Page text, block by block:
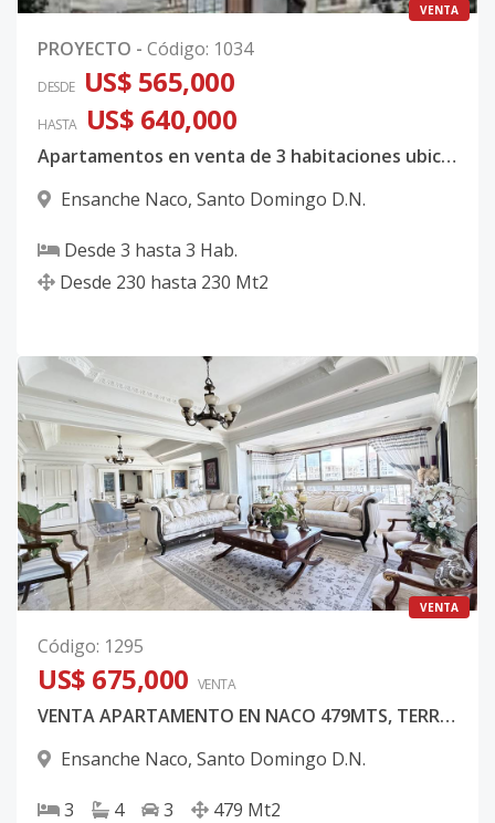
VENTA
PROYECTO - Código: 1034
DESDE US$ 565,000
HASTA US$ 640,000
Apartamentos en venta de 3 habitaciones ubicado en el ensanche Naco
Ensanche Naco, Santo Domingo D.N.
Desde 3 hasta 3 Hab.
Desde 230 hasta 230 Mt2
VENTA
Código: 1295
US$ 675,000 VENTA
VENTA APARTAMENTO EN NACO 479MTS, TERRAZA PRIVADA
Ensanche Naco, Santo Domingo D.N.
3 4 3 479 Mt2